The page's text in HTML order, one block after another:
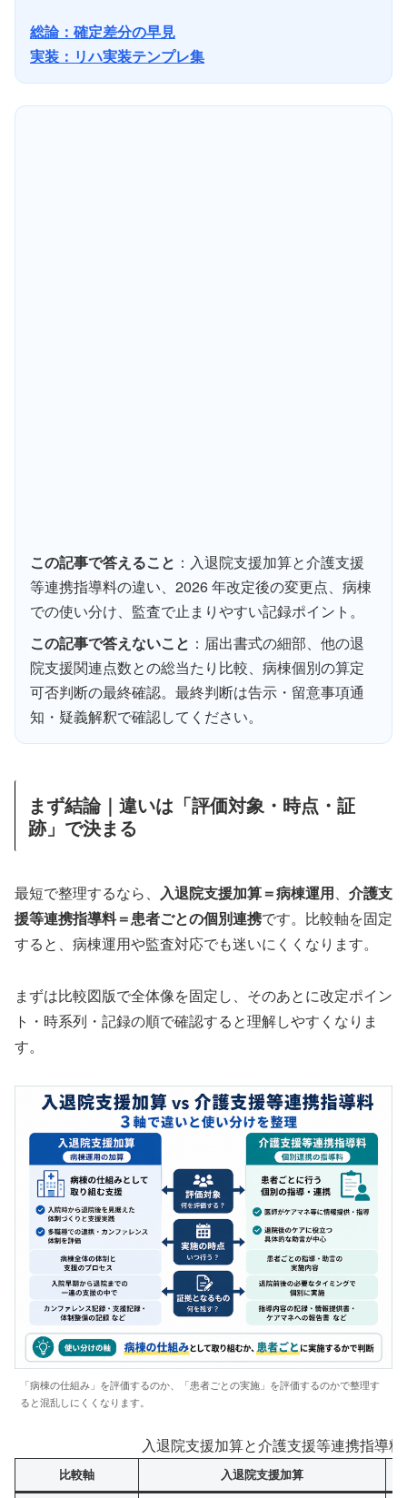
総論：確定差分の早見
実装：リハ実装テンプレ集
この記事で答えること ：入退院支援加算と介護支援
等連携指導料の違い、2026 年改定後の変更点、病棟
での使い分け、監査で止まりやすい記録ポイント。
この記事で答えないこと ：届出書式の細部、他の退
院支援関連点数との総当たり比較、病棟個別の算定
可否判断の最終確認。最終判断は告示・留意事項通
知・疑義解釈で確認してください。
まず結論｜違いは「評価対象・時点・証
跡」で決まる
最短で整理するなら、 入退院支援加算＝病棟運用、 介護支
援等連携指導料＝患者ごとの個別連携です。比較軸を固定
すると、病棟運用や監査対応でも迷いにくくなります。
まずは比較図版で全体像を固定し、そのあとに改定ポイン
ト・時系列・記録の順で確認すると理解しやすくなりま
す。
「病棟の仕組み」を評価するのか、「患者ごとの実施」を評価するのかで整理す
ると混乱しにくくなります。
入退院支援加算と介護支援等連携指導
比較軸 入退院支援加算